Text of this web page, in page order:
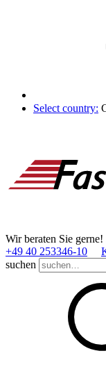
Select country:
Wir beraten Sie gerne!
+49 40 253346­-10
suchen